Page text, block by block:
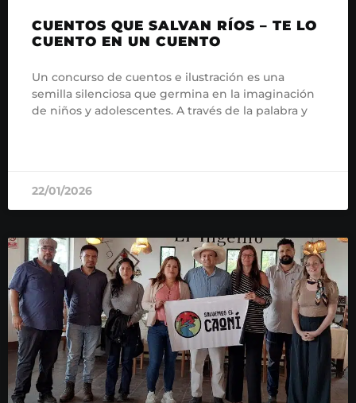
CUENTOS QUE SALVAN RÍOS – TE LO
CUENTO EN UN CUENTO
Un concurso de cuentos e ilustración es una
semilla silenciosa que germina en la imaginación
de niños y adolescentes. A través de la palabra y
22/01/2026